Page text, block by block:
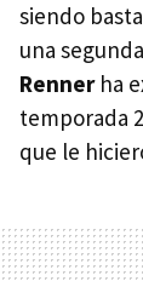
siendo
una
Rennerha
temporada
que le